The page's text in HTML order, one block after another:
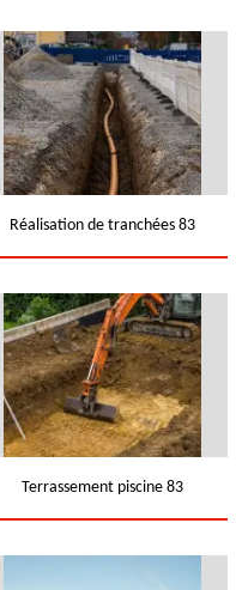
Réalisation de tranchées 83
Terrassement piscine 83